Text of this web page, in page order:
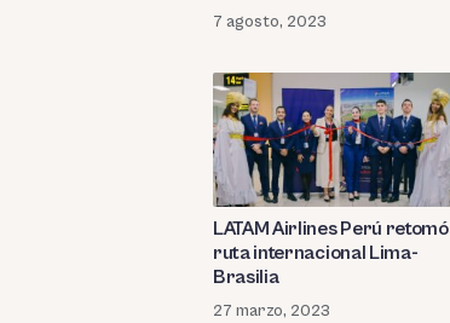
7 agosto, 2023
LATAM Airlines Perú retomó
ruta internacional Lima-
Brasilia
27 marzo, 2023